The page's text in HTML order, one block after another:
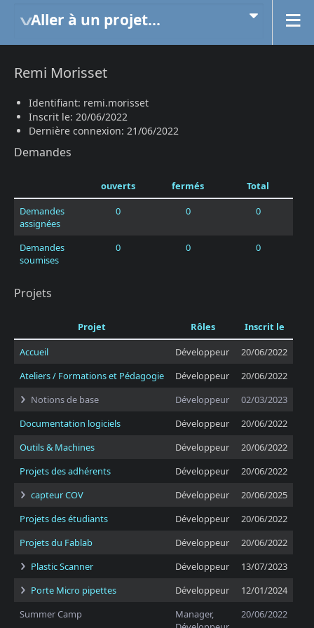
Aller à un projet...
Remi Morisset
Identifiant: remi.morisset
Inscrit le: 20/06/2022
Dernière connexion: 21/06/2022
Demandes
ouverts fermés
Total
Demandes
assignées
0 0 0
Demandes
soumises
0 0 0
Projets
Projet Rôles
Inscrit le
Accueil
Développeur
20/06/2022
Ateliers / Formations et Pédagogie
Développeur
20/06/2022
Notions de base
Développeur
02/03/2023
Documentation logiciels
Développeur
20/06/2022
Outils & Machines
Développeur
20/06/2022
Projets des adhérents
Développeur
20/06/2022
capteur COV
Développeur
20/06/2025
Projets des étudiants
Développeur
20/06/2022
Projets du Fablab
Développeur
20/06/2022
Plastic Scanner
Développeur
13/07/2023
Porte Micro pipettes
Développeur
12/01/2024
Summer Camp
Manager,
20/06/2022